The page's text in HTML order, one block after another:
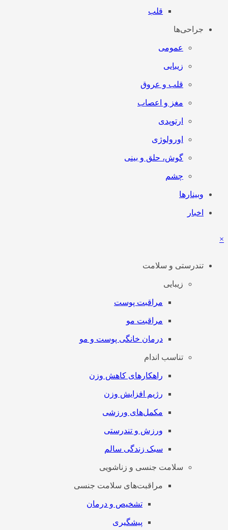
قلب
جراحی‌ها
عمومی
زیبایی
قلب و عروق
مغز و اعصاب
ارتوپدی
اورولوژی
گوش، حلق و بینی
چشم
وبینارها
اخبار
×
تندرستی و سلامت
زیبایی
مراقبت پوست
مراقبت مو
درمان خانگی پوست و مو
تناسب اندام
راهکارهای کاهش وزن
رژیم افزایش وزن
مکمل‌های ورزشی
ورزش و تندرستی
سبک زندگی سالم
سلامت جنسی و زناشویی
مراقبت‌های سلامت جنسی
تشخیص و درمان
پیشگیری